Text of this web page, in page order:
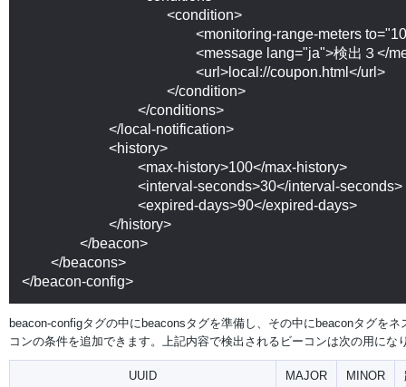
</beacon-config>
beacon-configタグの中にbeaconsタグを準備し、その中にbeaconタグを
コンの条件を追加できます。上記内容で検出されるビーコンは次の用にな
UUID MAJOR MINOR